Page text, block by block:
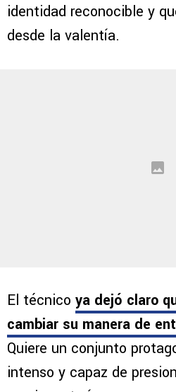
identidad reconocible y
desde la valentía.
El técnico ya dejó claro
cambiar su manera de
Quiere un conjunto
intenso y capaz de